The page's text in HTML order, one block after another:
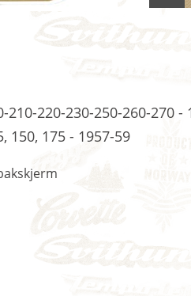
220-230-250-260-270 -
150, 175 - 1957-59